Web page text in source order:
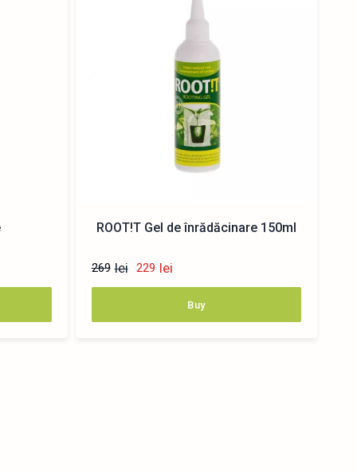
ROOT!T Gel de înrădăcinare 150ml
269 lei 229 lei
Buy